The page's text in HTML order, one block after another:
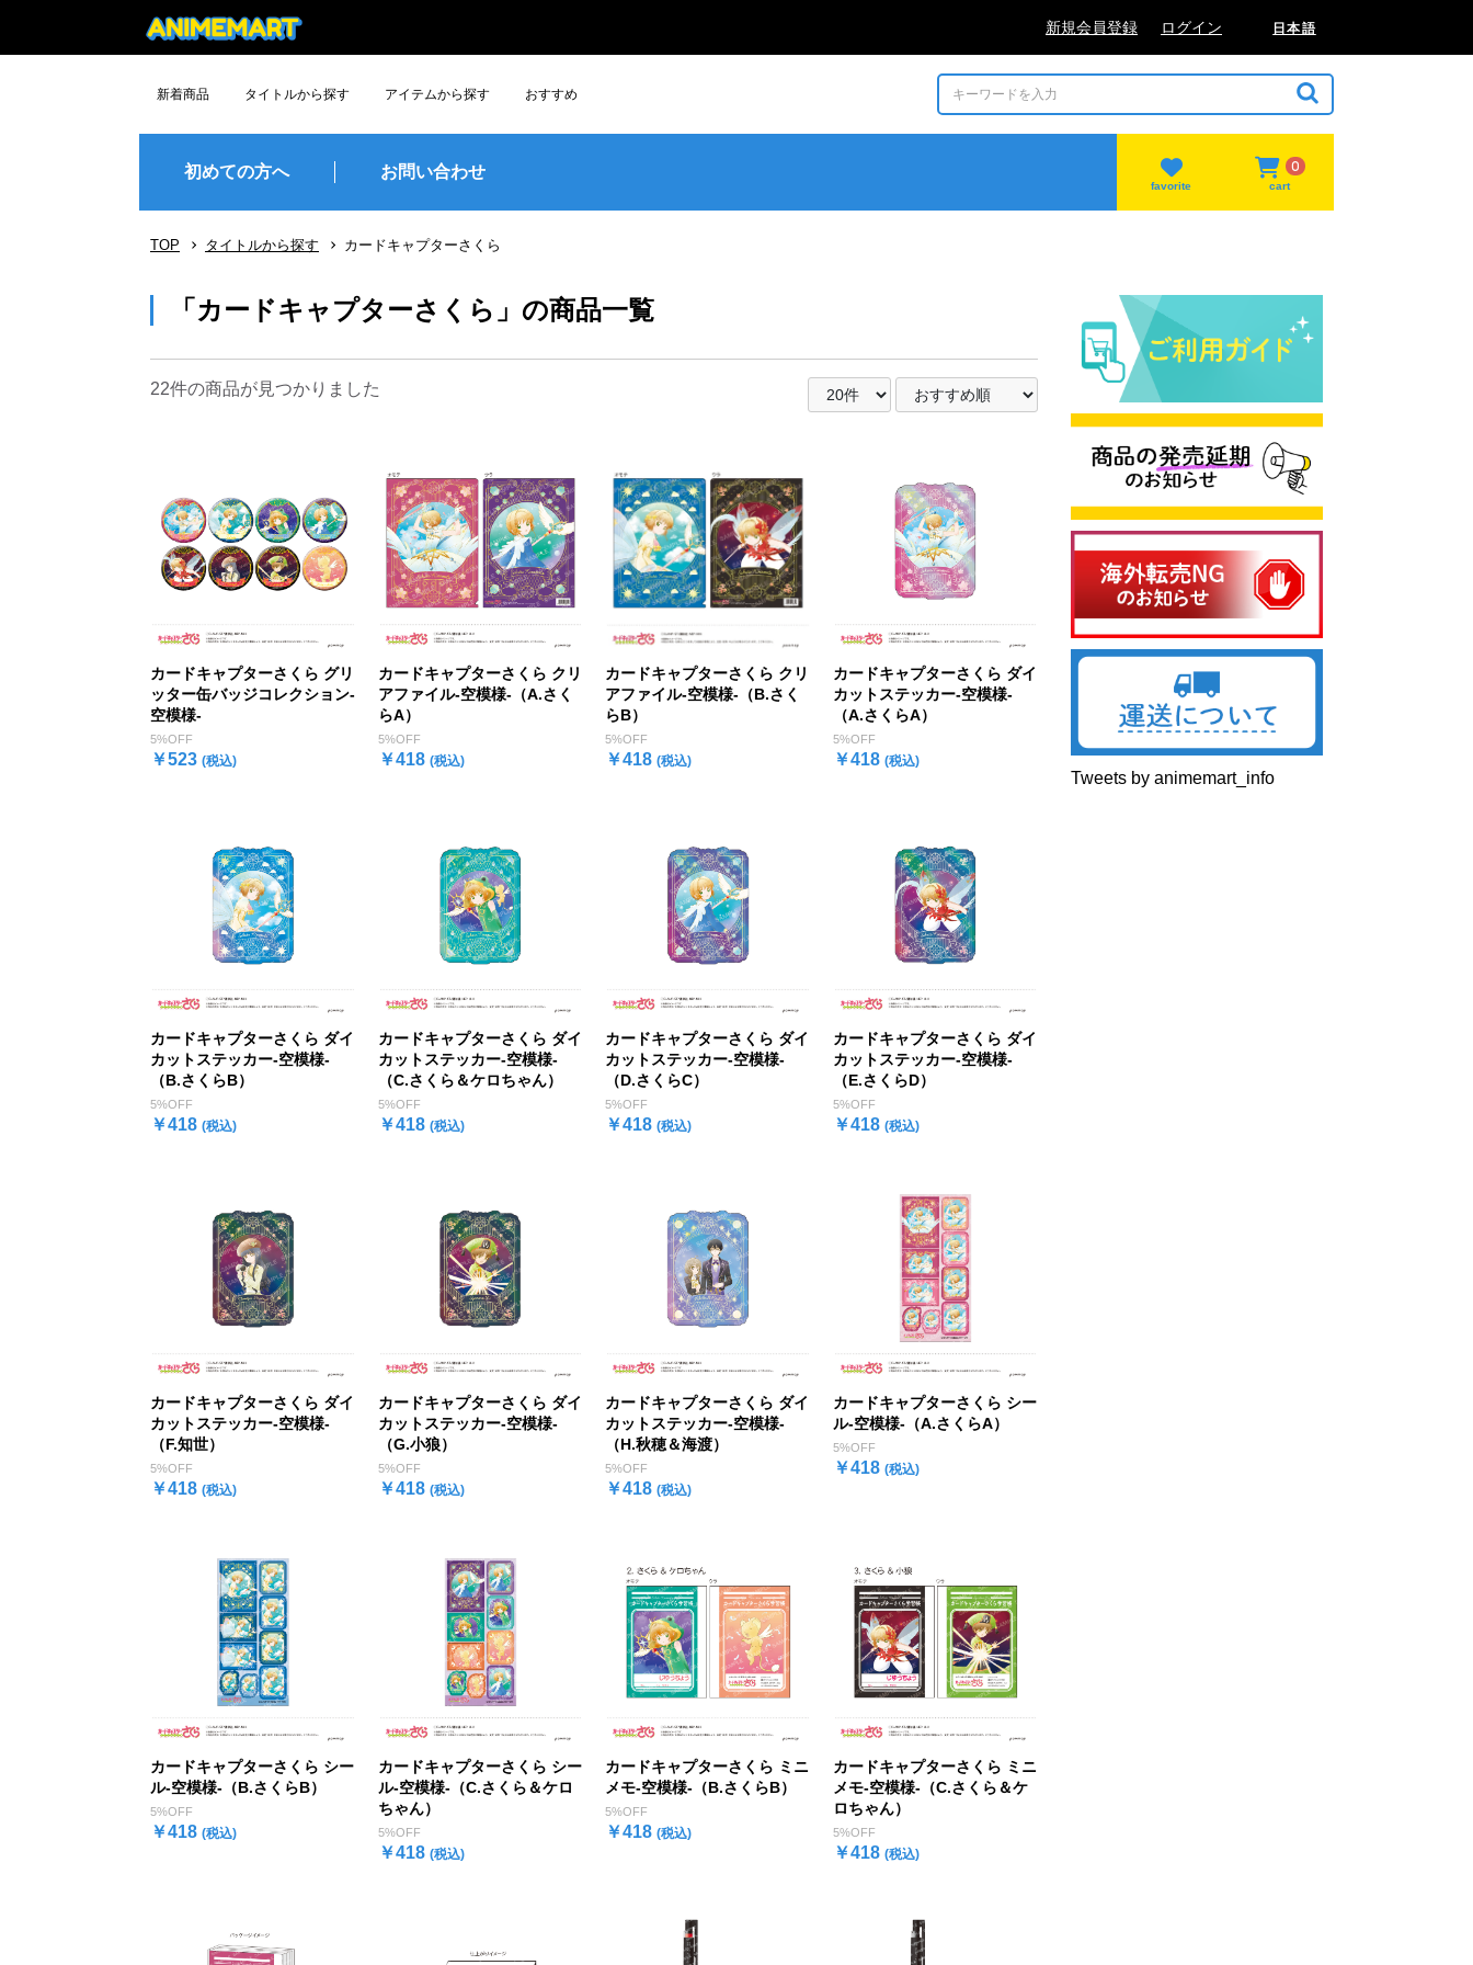
新規会員登録 ログイン 日本語
新着商品 タイトルから探す
もっと見る >
アイテムから探す おすすめ
初めての方へ お問い合わせ
favorite
0
cart
TOP タイトルから探す カードキャプターさくら
「カードキャプターさくら」の商品一覧
22件の商品が見つかりました
カードキャプターさくら グリ
ッター缶バッジコレクション-
空模様-
5%OFF
￥523 (税込)
カードキャプターさくら クリ
アファイル-空模様-（A.さく
らA）
5%OFF
￥418 (税込)
カードキャプターさくら クリ
アファイル-空模様-（B.さく
らB）
5%OFF
￥418 (税込)
カードキャプターさくら ダイ
カットステッカー-空模様-
（A.さくらA）
5%OFF
￥418 (税込)
カードキャプターさくら ダイ
カットステッカー-空模様-
（B.さくらB）
5%OFF
￥418 (税込)
カードキャプターさくら ダイ
カットステッカー-空模様-
（C.さくら＆ケロちゃん）
5%OFF
￥418 (税込)
カードキャプターさくら ダイ
カットステッカー-空模様-
（D.さくらC）
5%OFF
￥418 (税込)
カードキャプターさくら ダイ
カットステッカー-空模様-
（E.さくらD）
5%OFF
￥418 (税込)
カードキャプターさくら ダイ
カットステッカー-空模様-
（F.知世）
5%OFF
￥418 (税込)
カードキャプターさくら ダイ
カットステッカー-空模様-
（G.小狼）
5%OFF
￥418 (税込)
カードキャプターさくら ダイ
カットステッカー-空模様-
（H.秋穂＆海渡）
5%OFF
￥418 (税込)
カードキャプターさくら シー
ル-空模様-（A.さくらA）
5%OFF
￥418 (税込)
カードキャプターさくら シー
ル-空模様-（B.さくらB）
5%OFF
￥418 (税込)
カードキャプターさくら シー
ル-空模様-（C.さくら＆ケロ
ちゃん）
5%OFF
￥418 (税込)
カードキャプターさくら ミニ
メモ-空模様-（B.さくらB）
5%OFF
￥418 (税込)
カードキャプターさくら ミニ
メモ-空模様-（C.さくら＆ケ
ロちゃん）
5%OFF
￥418 (税込)
Tweets by animemart_info